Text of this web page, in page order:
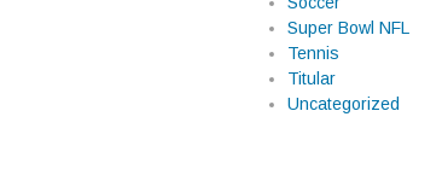
Super Bowl NFL
Tennis
Titular
Uncategorized